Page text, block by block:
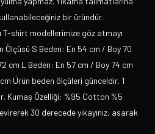
bir üründür.
shirt modellerimize göz atmayı
Ölçüsü S Beden: En 54 cm / Boy 70
cm L Beden: En 57 cm / Boy 74 cm
Ürün beden ölçüleri günceldir. 1
Kumaş Özelliği: %95 Cotton %5
30 derecede yıkayınız, asarak